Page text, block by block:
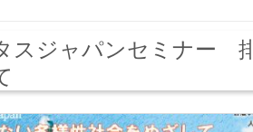
スジャパンセミナー